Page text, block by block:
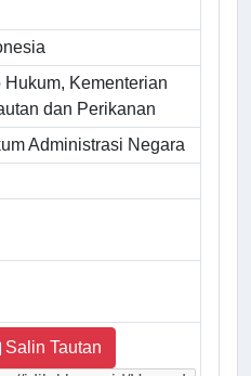
Hukum, Kementerian
dan Perikanan
Administrasi Negara
Salin Tautan